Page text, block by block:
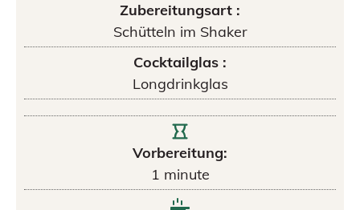
Zubereitungsart :
Schütteln im Shaker
Cocktailglas :
Longdrinkglas
Vorbereitung:
1 minute